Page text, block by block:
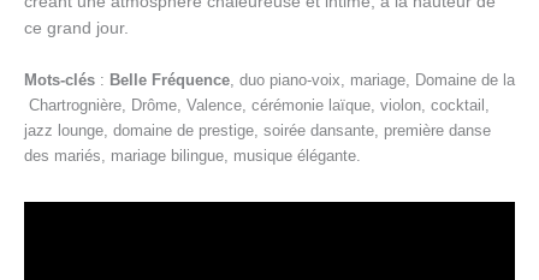
ce grand jour.
Mots-clés : Belle Fréquence, duo piano-voix, mariage, Domaine de la
Chartrognière, Drôme, Valence, cérémonie laïque, violon, cocktail,
jazz lounge, domaine de prestige, soirée dansante, première danse
des mariés, mariage bilingue, musique élégante.